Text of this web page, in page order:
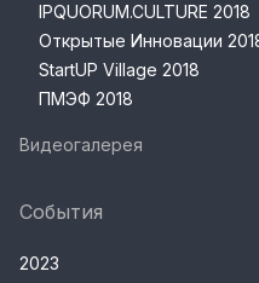
IPQUORUM.CULTURE 2018
Открытые Инновации
StartUP Village 2018
ПМЭФ 2018
Видеогалерея
События
2023